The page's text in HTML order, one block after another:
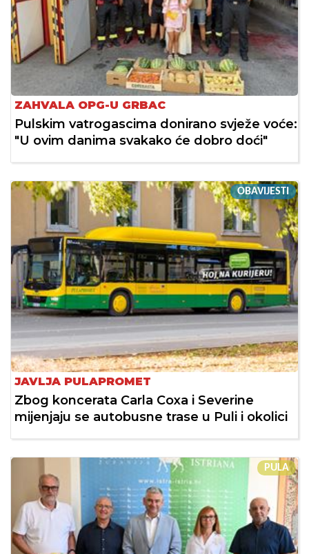
ZAHVALA OPG-U GRBAC
Pulskim vatrogascima donirano svježe voće:
"U ovim danima svakako će dobro doći"
OBAVIJESTI
JAVLJA PULAPROMET
Zbog koncerata Carla Coxa i Severine
mijenjaju se autobusne trase u Puli i okolici
PULA